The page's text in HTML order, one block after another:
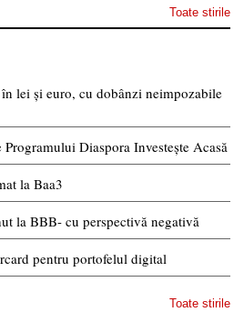
Toate stirile
lei și euro, cu dobânzi neimpozabile
Diaspora Investește Acasă
la Baa3
la BBB- cu perspectivă negativă
pentru portofelul digital
Toate stirile